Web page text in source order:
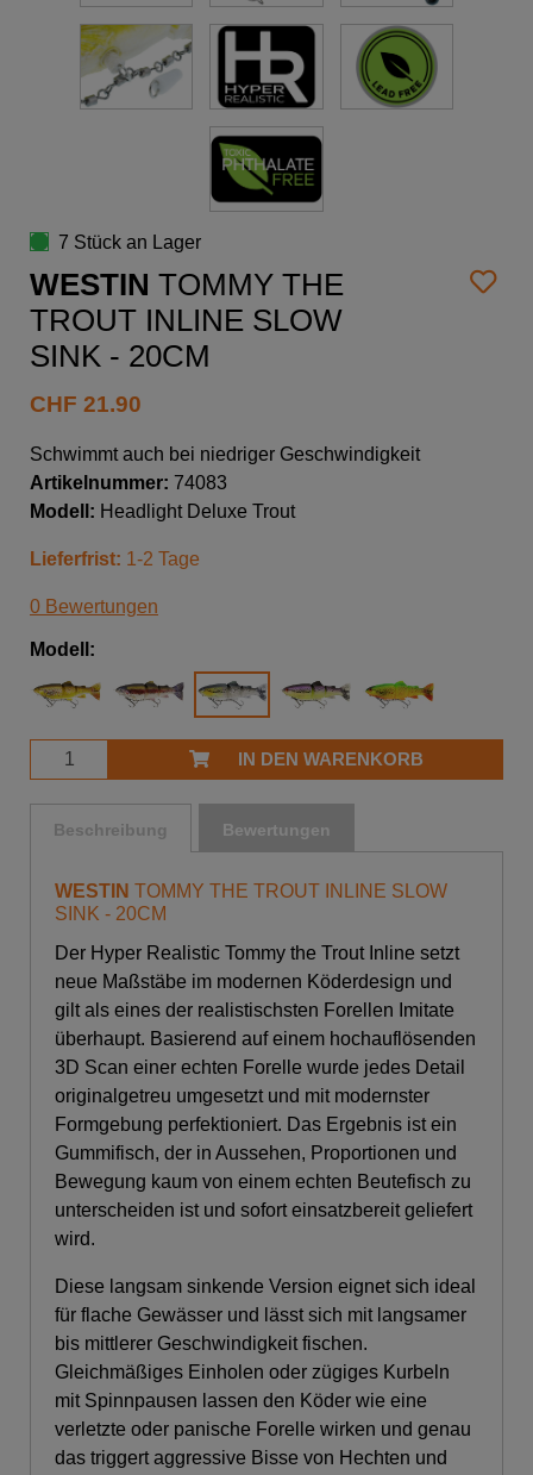
7 Stück an Lager
WESTIN TOMMY THE
TROUT INLINE SLOW
SINK - 20CM
CHF 21.90
Schwimmt auch bei niedriger Geschwindigkeit
Artikelnummer: 74083
Modell: Headlight Deluxe Trout
Lieferfrist: 1-2 Tage
0 Bewertungen
Modell:
IN DEN WARENKORB
Beschreibung Bewertungen
WESTIN TOMMY THE TROUT INLINE SLOW
SINK - 20CM
Der Hyper Realistic Tommy the Trout Inline setzt
neue Maßstäbe im modernen Köderdesign und
gilt als eines der realistischsten Forellen Imitate
überhaupt. Basierend auf einem hochauflösenden
3D Scan einer echten Forelle wurde jedes Detail
originalgetreu umgesetzt und mit modernster
Formgebung perfektioniert. Das Ergebnis ist ein
Gummifisch, der in Aussehen, Proportionen und
Bewegung kaum von einem echten Beutefisch zu
unterscheiden ist und sofort einsatzbereit geliefert
wird.
Diese langsam sinkende Version eignet sich ideal
für flache Gewässer und lässt sich mit langsamer
bis mittlerer Geschwindigkeit fischen.
Gleichmäßiges Einholen oder zügiges Kurbeln
mit Spinnpausen lassen den Köder wie eine
verletzte oder panische Forelle wirken und genau
das triggert aggressive Bisse von Hechten und